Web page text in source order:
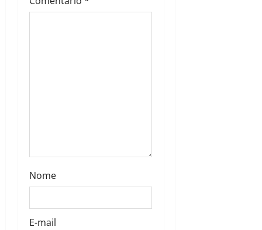
Nome
E-mail